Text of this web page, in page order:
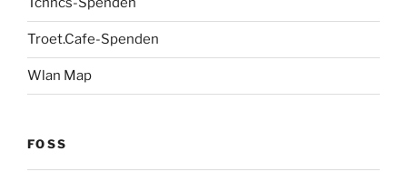
Troet.Cafe-Spenden
Wlan Map
FOSS